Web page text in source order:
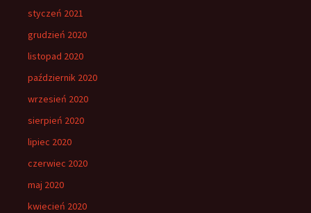
styczeń 2021
grudzień 2020
listopad 2020
październik 2020
wrzesień 2020
sierpień 2020
lipiec 2020
czerwiec 2020
maj 2020
kwiecień 2020